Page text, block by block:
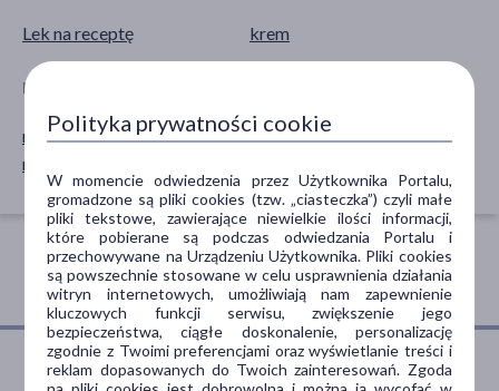
Lek na receptę krem
PORA STOSOWANIA
na dzień
na noc
Polityka prywatności cookie
W momencie odwiedzenia przez Użytkownika Portalu,
gromadzone są pliki cookies (tzw. „ciasteczka”) czyli małe
pliki tekstowe, zawierające niewielkie ilości informacji,
które pobierane są podczas odwiedzania Portalu i
przechowywane na Urządzeniu Użytkownika. Pliki cookies
są powszechnie stosowane w celu usprawnienia działania
witryn internetowych, umożliwiają nam zapewnienie
kluczowych funkcji serwisu, zwiększenie jego
bezpieczeństwa, ciągłe doskonalenie, personalizację
zgodnie z Twoimi preferencjami oraz wyświetlanie treści i
reklam dopasowanych do Twoich zainteresowań. Zgoda